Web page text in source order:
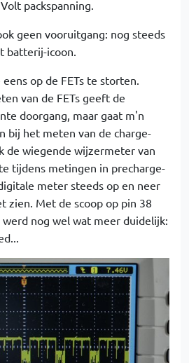
packspanning.
geen vooruitgang: nog steeds
batterij-icoon.
op de FETs te storten.
van de FETs geeft de
doorgang, maar gaat m'n
bij het meten van de charge-
de wiegende wijzermeter van
tijdens metingen in precharge-
meter steeds op en neer
zien. Met de scoop op pin 38
werd nog wel wat meer duidelijk: